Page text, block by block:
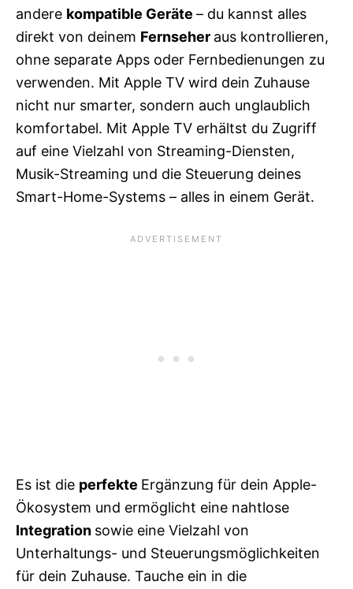
andere kompatible Geräte – du kannst alles
direkt von deinem Fernseher aus kontrollieren,
ohne separate Apps oder Fernbedienungen zu
verwenden. Mit Apple TV wird dein Zuhause
nicht nur smarter, sondern auch unglaublich
komfortabel. Mit Apple TV erhältst du Zugriff
auf eine Vielzahl von Streaming-Diensten,
Musik-Streaming und die Steuerung deines
Smart-Home-Systems – alles in einem Gerät.
Es ist die perfekte Ergänzung für dein Apple-
Ökosystem und ermöglicht eine nahtlose
Integration sowie eine Vielzahl von
Unterhaltungs- und Steuerungsmöglichkeiten
für dein Zuhause. Tauche ein in die